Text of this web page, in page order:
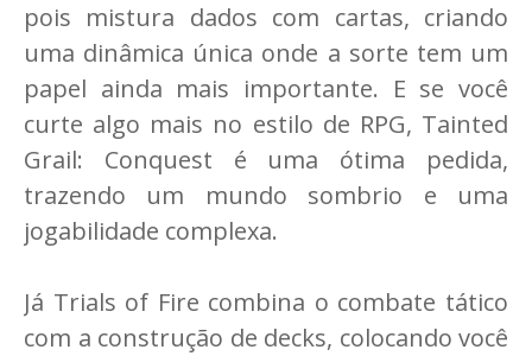
pois mistura dados com cartas, criando
uma dinâmica única onde a sorte tem um
papel ainda mais importante. E se você
curte algo mais no estilo de RPG, Tainted
Grail: Conquest é uma ótima pedida,
trazendo um mundo sombrio e uma
jogabilidade complexa.
Já Trials of Fire combina o combate tático
com a construção de decks, colocando você